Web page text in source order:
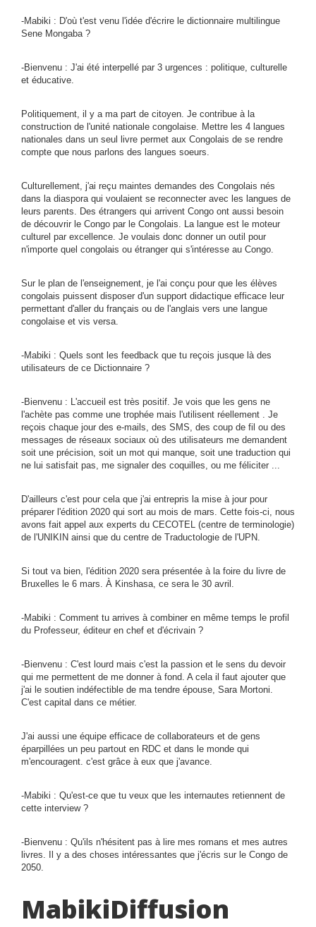
-Mabiki : D'où t'est venu l'idée d'écrire le dictionnaire multilingue
Sene Mongaba ?
-Bienvenu : J'ai été interpellé par 3 urgences : politique, culturelle
et éducative.
Politiquement, il y a ma part de citoyen. Je contribue à la
construction de l'unité nationale congolaise. Mettre les 4 langues
nationales dans un seul livre permet aux Congolais de se rendre
compte que nous parlons des langues soeurs.
Culturellement, j'ai reçu maintes demandes des Congolais nés
dans la diaspora qui voulaient se reconnecter avec les langues de
leurs parents. Des étrangers qui arrivent Congo ont aussi besoin
de découvrir le Congo par le Congolais. La langue est le moteur
culturel par excellence. Je voulais donc donner un outil pour
n'importe quel congolais ou étranger qui s'intéresse au Congo.
Sur le plan de l'enseignement, je l'ai conçu pour que les élèves
congolais puissent disposer d'un support didactique efficace leur
permettant d'aller du français ou de l'anglais vers une langue
congolaise et vis versa.
-Mabiki : Quels sont les feedback que tu reçois jusque là des
utilisateurs de ce Dictionnaire ?
-Bienvenu : L'accueil est très positif. Je vois que les gens ne
l'achète pas comme une trophée mais l'utilisent réellement . Je
reçois chaque jour des e-mails, des SMS, des coup de fil ou des
messages de réseaux sociaux où des utilisateurs me demandent
soit une précision, soit un mot qui manque, soit une traduction qui
ne lui satisfait pas, me signaler des coquilles, ou me féliciter ...
D'ailleurs c'est pour cela que j'ai entrepris la mise à jour pour
préparer l'édition 2020 qui sort au mois de mars. Cette fois-ci, nous
avons fait appel aux experts du CECOTEL (centre de terminologie)
de l'UNIKIN ainsi que du centre de Traductologie de l'UPN.
Si tout va bien, l'édition 2020 sera présentée à la foire du livre de
Bruxelles le 6 mars. À Kinshasa, ce sera le 30 avril.
-Mabiki : Comment tu arrives à combiner en même temps le profil
du Professeur, éditeur en chef et d'écrivain ?
-Bienvenu : C'est lourd mais c'est la passion et le sens du devoir
qui me permettent de me donner à fond. A cela il faut ajouter que
j'ai le soutien indéfectible de ma tendre épouse, Sara Mortoni.
C'est capital dans ce métier.
J'ai aussi une équipe efficace de collaborateurs et de gens
éparpillées un peu partout en RDC et dans le monde qui
m'encouragent. c'est grâce à eux que j'avance.
-Mabiki : Qu'est-ce que tu veux que les internautes retiennent de
cette interview ?
-Bienvenu : Qu'ils n'hésitent pas à lire mes romans et mes autres
livres. Il y a des choses intéressantes que j'écris sur le Congo de
2050.
MabikiDiffusion